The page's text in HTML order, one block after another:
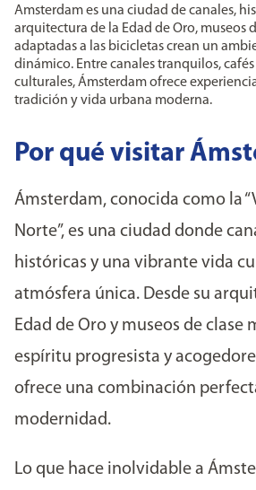
Amsterdam es una ciudad de canales,
arquitectura de la Edad de Oro, museos
adaptadas a las bicicletas crean un
dinámico. Entre canales tranquilos,
culturales, Ámsterdam ofrece
tradición y vida urbana moderna.
Por qué visitar
Ámsterdam, conocida como la
Norte”, es una ciudad donde
históricas y una vibrante vida
atmósfera única. Desde su
Edad de Oro y museos de clase
espíritu progresista y
ofrece una combinación
modernidad.
Lo que hace inolvidable a